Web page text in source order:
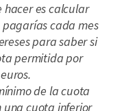
hacer es calcular
cada mes
para saber si
permitida por
de la cuota
una cuota inferior